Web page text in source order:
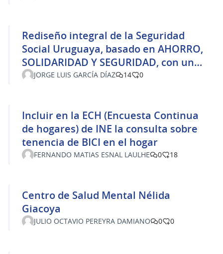
Rediseño integral de la Seguridad
Social Uruguaya, basado en AHORRO,
SOLIDARIDAD Y SEGURIDAD, con un
enfoque técnico, sostenible y
JORGE LUIS GARCÍA DÍAZ 14 0
Incluir en la ECH (Encuesta Continua
de hogares) de INE la consulta sobre
tenencia de BICI en el hogar
FERNANDO MATIAS ESNAL LAULHE 0 18
Centro de Salud Mental Nélida
Giacoya
JULIO OCTAVIO PEREYRA DAMIANO 0 0